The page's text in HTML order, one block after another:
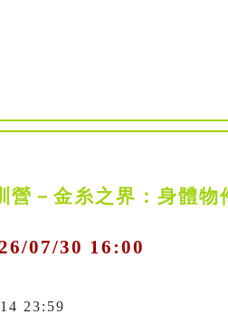
營－金糸之界：身體
07/30 16:00
23:59